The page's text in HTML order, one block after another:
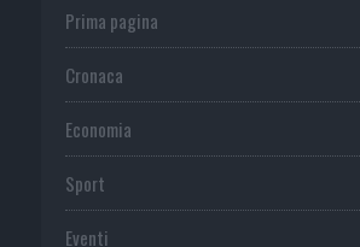
Prima pagina
Cronaca
Economia
Sport
Eventi